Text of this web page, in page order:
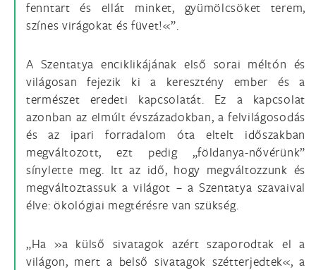
fenntart és ellát minket, gyümölcsöket terem,
színes virágokat és füvet!«”.
A Szentatya enciklikájának első sorai méltón és
világosan fejezik ki a keresztény ember és a
természet eredeti kapcsolatát. Ez a kapcsolat
azonban az elmúlt évszázadokban, a felvilágosodás
és az ipari forradalom óta eltelt időszakban
megváltozott, ezt pedig „földanya-nővérünk”
sínylette meg. Itt az idő, hogy megváltozzunk és
megváltoztassuk a világot – a Szentatya szavaival
élve: ökológiai megtérésre van szükség.
„Ha »a külső sivatagok azért szaporodtak el a
világon, mert a belső sivatagok szétterjedtek«, a